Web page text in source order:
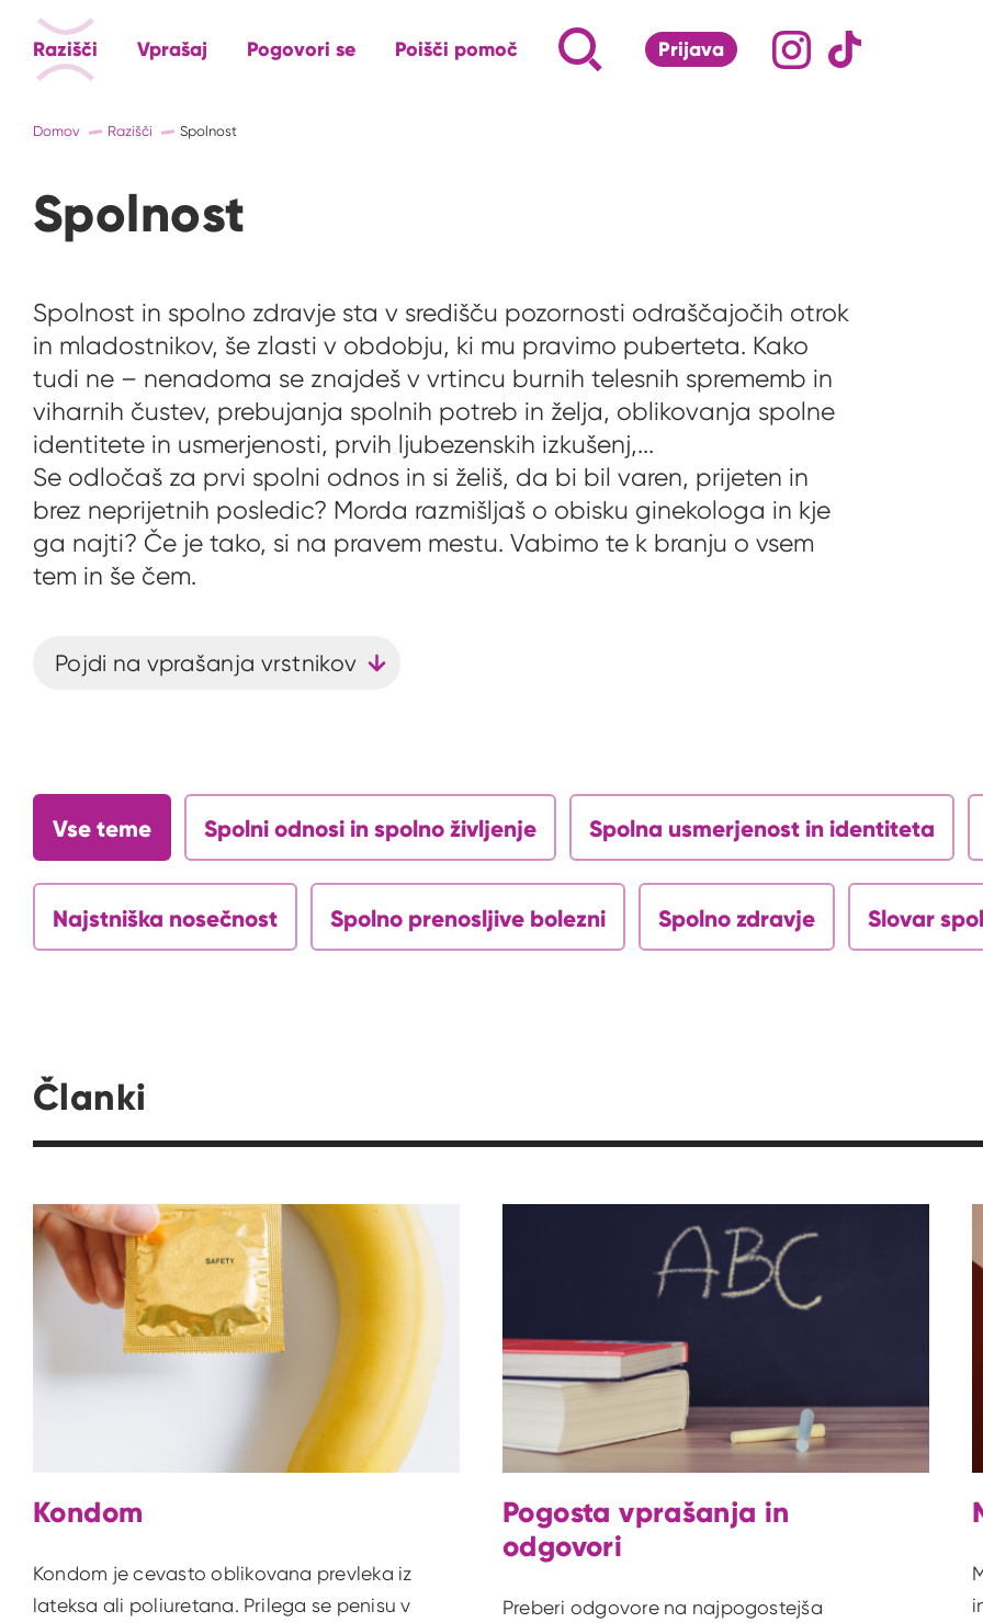
Razišči Vprašaj Pogovori se Poišči pomoč
Iskalnik za iskanje po strani
Napiši, kaj te zanima ...
S klikom na lupo odpri iskalnik
Prijava
Družabna omrežja
Domov Razišči Spolnost
Spolnost
Spolnost in spolno zdravje sta v središču pozornosti odraščajočih otrok
in mladostnikov, še zlasti v obdobju, ki mu pravimo puberteta. Kako
tudi ne – nenadoma se znajdeš v vrtincu burnih telesnih sprememb in
viharnih čustev, prebujanja spolnih potreb in želja, oblikovanja spolne
identitete in usmerjenosti, prvih ljubezenskih izkušenj,...
Se odločaš za prvi spolni odnos in si želiš, da bi bil varen, prijeten in
brez neprijetnih posledic? Morda razmišljaš o obisku ginekologa in kje
ga najti? Če je tako, si na pravem mestu. Vabimo te k branju o vsem
tem in še čem.
Pojdi na vprašanja vrstnikov
Vse teme Spolni odnosi in spolno življenje Spolna usmerjenost in identiteta
Najstniška nosečnost Spolno prenosljive bolezni Spolno zdravje Slovar
Članki
Kondom
Kondom je cevasto oblikovana prevleka iz
lateksa ali poliuretana. Prilega se penisu v
Pogosta vprašanja in
odgovori
Preberi odgovore na najpogostejša